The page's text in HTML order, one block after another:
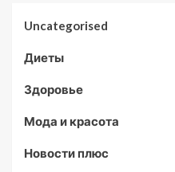
Uncategorised
Диеты
Здоровье
Мода и красота
Новости плюс